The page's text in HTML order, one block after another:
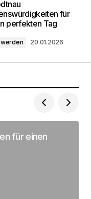
sind mit
für
perfekten Tag
20.01.2026
für einen